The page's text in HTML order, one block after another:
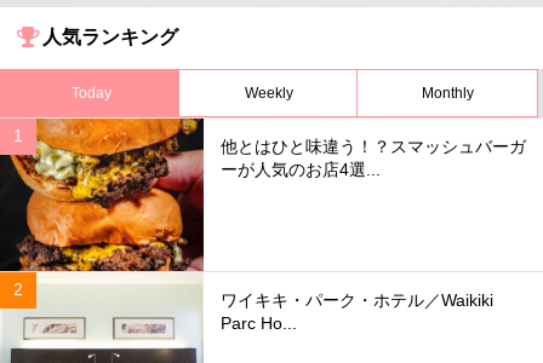
人気ランキング
Today Weekly Monthly
他とはひと味違う！？スマッシュバーガ
ーが人気のお店4選...
ワイキキ・パーク・ホテル／Waikiki
Parc Ho...